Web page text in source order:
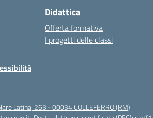
Didattica
Offerta formativa
I progetti delle classi
Latina, 263 - 00034 COLLEFERRO (RM)